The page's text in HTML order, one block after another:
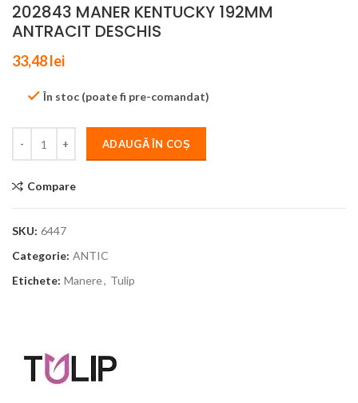
202843 MANER KENTUCKY 192MM
ANTRACIT DESCHIS
33,48lei
În stoc (poate fi pre-comandat)
ADAUGĂ ÎN COȘ
Compare
SKU: 6447
Categorie: ANTIC
Etichete: Manere, Tulip